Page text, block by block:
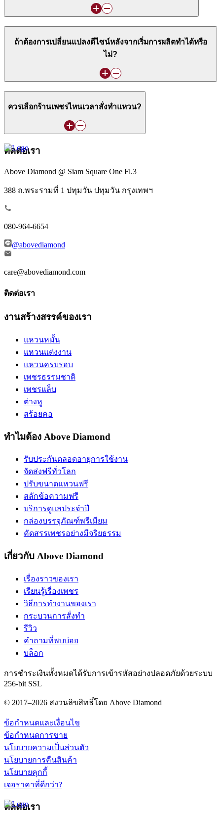
ถ้าต้องการเปลี่ยนแปลงดีไซน์หลังจากเริ่มการผลิตทำได้หรือ
ไม่?
ควรเลือกร้านเพชรไหนเวลาสั่งทำแหวน?
ติดต่อเรา
Above Diamond @ Siam Square One Fl.3
388 ถ.พระรามที่ 1 ปทุมวัน ปทุมวัน กรุงเทพฯ
080-964-6654
@abovediamond
care@abovediamond.com
ติดต่อเรา
งานสร้างสรรค์ของเรา
แหวนหมั้น
แหวนแต่งงาน
แหวนครบรอบ
เพชรธรรมชาติ
เพชรแล็บ
ต่างหู
สร้อยคอ
ทำไมต้อง Above Diamond
รับประกันตลอดอายุการใช้งาน
จัดส่งฟรีทั่วโลก
ปรับขนาดแหวนฟรี
สลักข้อความฟรี
บริการดูแลประจำปี
กล่องบรรจุภัณฑ์พรีเมียม
คัดสรรเพชรอย่างมีจริยธรรม
เกี่ยวกับ Above Diamond
เรื่องราวของเรา
เรียนรู้เรื่องเพชร
วิธีการทำงานของเรา
กระบวนการสั่งทำ
รีวิว
คำถามที่พบบ่อย
บล็อก
การชำระเงินทั้งหมดได้รับการเข้ารหัสอย่างปลอดภัยด้วยระบบ
256-bit SSL
© 2017–2026 สงวนลิขสิทธิ์โดย Above Diamond
ข้อกำหนดและเงื่อนไข
ข้อกำหนดการขาย
นโยบายความเป็นส่วนตัว
นโยบายการคืนสินค้า
นโยบายคุกกี้
เจอราคาที่ดีกว่า?
ติดต่อเรา